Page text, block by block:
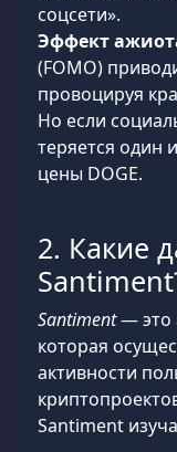
соцсети».
Эффект
(FOMO)
провоцируя
Но если
теряется один
цены DOGE.
2. Какие
Santiment— это
которая
активности
Santiment